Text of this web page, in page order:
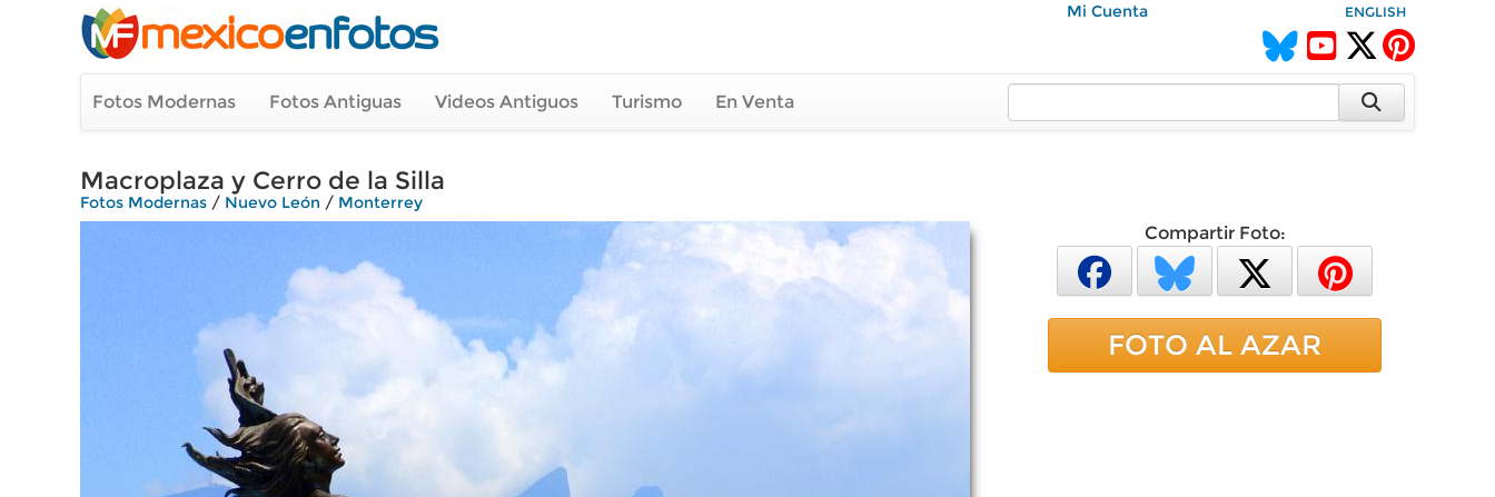
Mi Cuenta ENGLISH
Fotos Modernas Fotos Antiguas Videos Antiguos Turismo En Venta
Macroplaza y Cerro de la Silla
Fotos Modernas / Nuevo León / Monterrey
Compartir Foto:
FOTO AL AZAR